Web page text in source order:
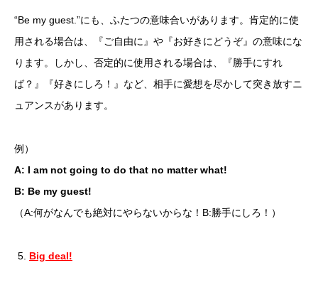
“Be my guest.”にも、ふたつの意味合いがあります。肯定的に使
用される場合は、『ご自由に』や『お好きにどうぞ』の意味にな
ります。しかし、否定的に使用される場合は、『勝手にすれ
ば？』『好きにしろ！』など、相手に愛想を尽かして突き放すニ
ュアンスがあります。
例）
A: I am not going to do that no matter what!
B: Be my guest!
（A:何がなんでも絶対にやらないからな！B:勝手にしろ！）
Big deal!